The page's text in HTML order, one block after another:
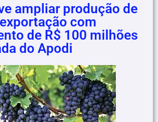
ampliar produção de
com
de R$ 100 milhões
do Apodi